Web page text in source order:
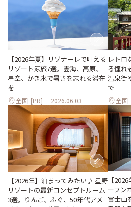
【2026年夏】リゾナーレで叶える
リゾート涼旅7選。雲海、高原、
星空、かき氷で暑さを忘れる滞在
を
全国 [PR] 2026.06.03
レトロ
る憧れ
温泉街
で
全国
【2026年】泊まってみたい♪ 星野
リゾートの最新コンセプトルーム
3選。りんご、ふぐ、50年代アメ
【
ープン
富士山